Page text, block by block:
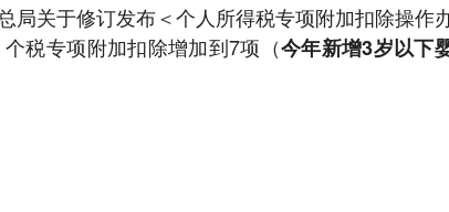
局关于修订发布＜个人所得税专项附加扣除操作
税专项附加扣除增加到7项（今年新增3岁以下